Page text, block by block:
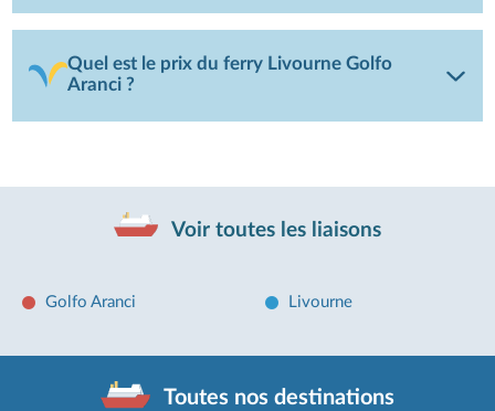
Quel est le prix du ferry Livourne Golfo
Aranci ?
Voir toutes les liaisons
Golfo Aranci Livourne
Toutes nos destinations